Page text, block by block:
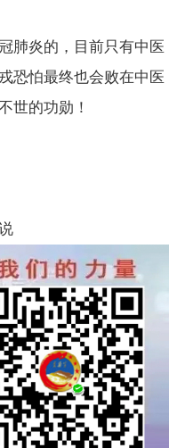
肺炎的，目前只有中医
恐怕最终也会败在中医
世的功勋！